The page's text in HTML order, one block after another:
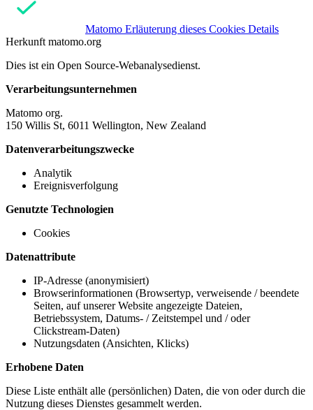
Matomo Erläuterung dieses Cookies Details
Herkunft matomo.org
Dies ist ein Open Source-Webanalysedienst.
Verarbeitungsunternehmen
Matomo org.
150 Willis St, 6011 Wellington, New Zealand
Datenverarbeitungszwecke
Analytik
Ereignisverfolgung
Genutzte Technologien
Cookies
Datenattribute
IP-Adresse (anonymisiert)
Browserinformationen (Browsertyp, verweisende / beendete
Seiten, auf unserer Website angezeigte Dateien,
Betriebssystem, Datums- / Zeitstempel und / oder
Clickstream-Daten)
Nutzungsdaten (Ansichten, Klicks)
Erhobene Daten
Diese Liste enthält alle (persönlichen) Daten, die von oder durch die
Nutzung dieses Dienstes gesammelt werden.